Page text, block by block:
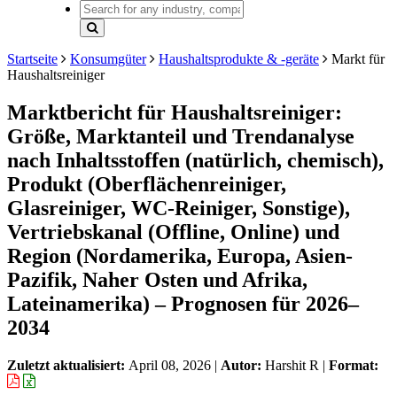
Startseite Konsumgüter Haushaltsprodukte & -geräte
Markt für
Haushaltsreiniger
Marktbericht für Haushaltsreiniger:
Größe, Marktanteil und Trendanalyse
nach Inhaltsstoffen (natürlich, chemisch),
Produkt (Oberflächenreiniger,
Glasreiniger, WC-Reiniger, Sonstige),
Vertriebskanal (Offline, Online) und
Region (Nordamerika, Europa, Asien-
Pazifik, Naher Osten und Afrika,
Lateinamerika) – Prognosen für 2026–
2034
Zuletzt aktualisiert: April 08, 2026 | Autor: Harshit R | Format: